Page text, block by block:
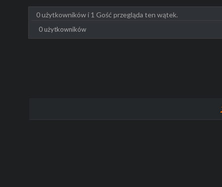
0 użytkowników i 1 Gość przegląda ten wątek.
0 użytkowników